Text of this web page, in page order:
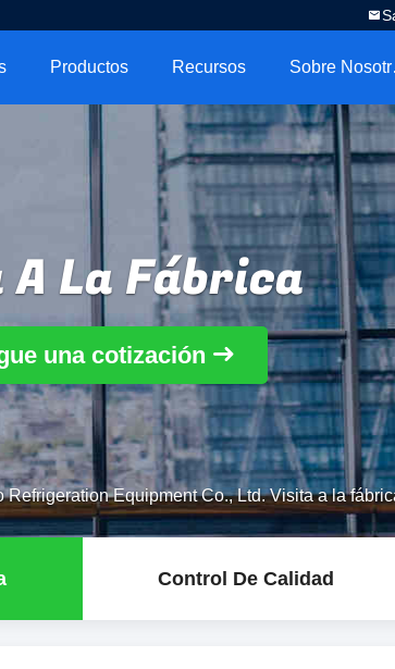
Productos Recursos
La Fábrica
una cotización
Refrigeration Equipment Co., Ltd. Visita a la
Control De Calidad